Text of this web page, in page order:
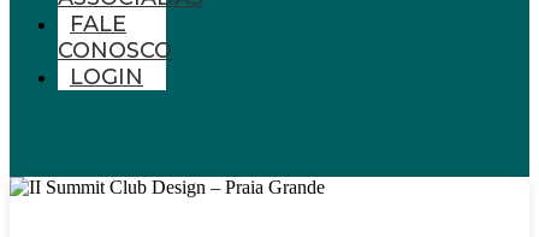
FALE
CONOSCO
LOGIN